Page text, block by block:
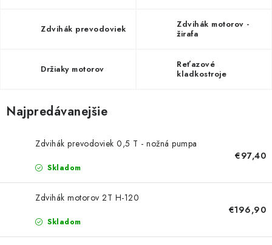
GARÁŽOVÝ BAZÁR
BALENIE A EXPEDÍCIA
Ako nakupovať Obchodné podmienky
Ochrana osobných údajov
Osobné vyzdvihnutie v Prešove
Ako funguje Packeta?
Zdvihák prevodoviek
Zdvihák motorov -
žirafa
Držiaky motorov
Reťazové
kladkostroje
Najpredávanejšie
Zdvihák prevodoviek 0,5 T - nožná pumpa
Skladom
€97,40
Zdvihák motorov 2T H-120
Skladom
€196,90